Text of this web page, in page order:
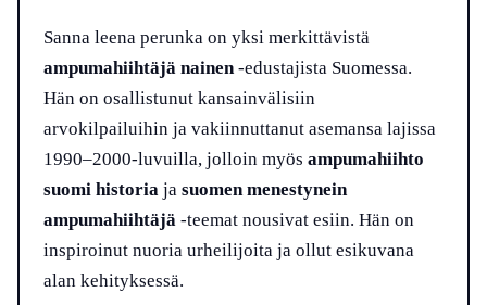
Sanna leena perunka on yksi merkittävistä
ampumahiihtäjä nainen-edustajista Suomessa.
Hän on osallistunut kansainvälisiin
arvokilpailuihin ja vakiinnuttanut asemansa lajissa
1990–2000-luvuilla, jolloin myös ampumahiihto
suomi historia ja suomen menestynein
ampumahiihtäjä -teemat nousivat esiin. Hän on
inspiroinut nuoria urheilijoita ja ollut esikuvana
alan kehityksessä.